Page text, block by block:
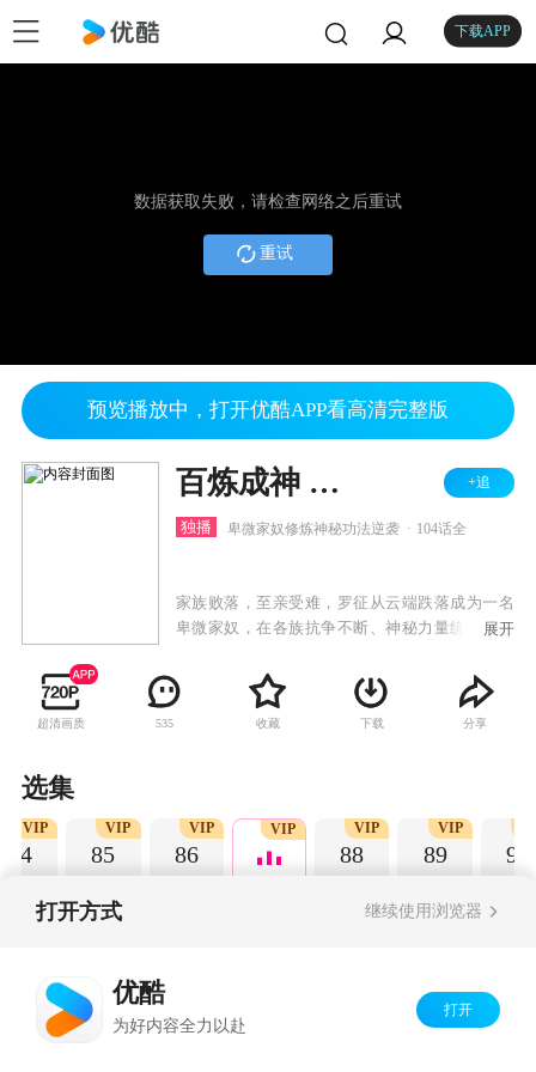
下载APP
数据获取失败，请检查网络之后重试
重试
预览播放中，打开优酷APP看高清完整版
百炼成神 第一二季 +追
独播 卑微家奴修炼神秘功法逆袭 104话全
家族败落，至亲受难，罗征从云端跌落成为一名
卑微家奴，在各族抗争不断、神秘力量统治的世
器，一道抗争的序幕，就此轰然拉开。
展开
超清画质 535 收藏 下载 分享
选集
84
VIP
85
VIP
86
VIP VIP
88
VIP
89
VIP
90
打开方式 继续使用浏览器
优酷
为好内容全力以赴
打开